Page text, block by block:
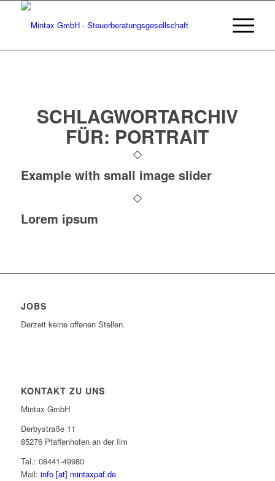
SCHLAGWORTARCHIV
FÜR: PORTRAIT
Example with small image slider
Lorem ipsum
JOBS
Derzeit keine offenen Stellen.
KONTAKT ZU UNS
Mintax GmbH
Derbystraße 11
85276 Pfaffenhofen an der Ilm
Tel.: 08441-49980
Mail: info [at] mintaxpaf.de